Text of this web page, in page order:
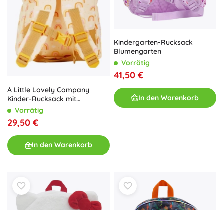
A Little Lovely Company
Kinder-Rucksack mit
Regenbogenmotiv, 7 l
Vorrätig
29,50 €
In den Warenkorb
Kindergarten-Rucksack
Blumengarten
Vorrätig
41,50 €
In den Warenkorb